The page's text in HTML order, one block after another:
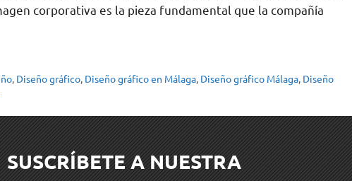
corporativa es la pieza fundamental que la compañía
, Diseño gráfico, Diseño gráfico en Málaga, Diseño gráfico Málaga, Diseño
SUSCRÍBETE A NUESTRA